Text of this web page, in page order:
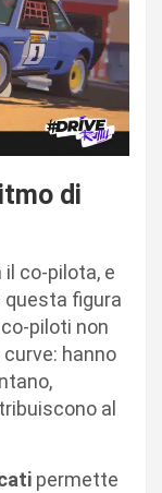
di
il co-pilota, e
figura
piloti non
hanno
al
permette